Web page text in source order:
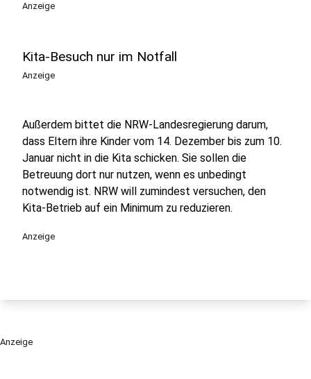
Anzeige
Kita-Besuch nur im Notfall
Anzeige
Außerdem bittet die NRW-Landesregierung darum,
dass Eltern ihre Kinder vom 14. Dezember bis zum 10.
Januar nicht in die Kita schicken. Sie sollen die
Betreuung dort nur nutzen, wenn es unbedingt
notwendig ist. NRW will zumindest versuchen, den
Kita-Betrieb auf ein Minimum zu reduzieren.
Anzeige
Anzeige